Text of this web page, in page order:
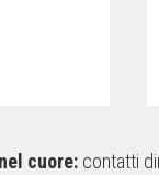
cuore: contatti